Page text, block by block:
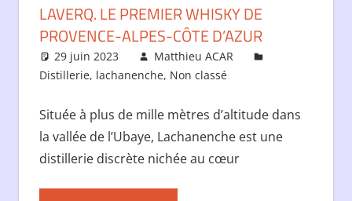
LAVERQ. LE PREMIER WHISKY DE
PROVENCE-ALPES-CÔTE D’AZUR
29 juin 2023
Matthieu ACAR
Distillerie, lachanenche, Non classé
Située à plus de mille mètres d’altitude dans
la vallée de l’Ubaye, Lachanenche est une
distillerie discrète nichée au cœur